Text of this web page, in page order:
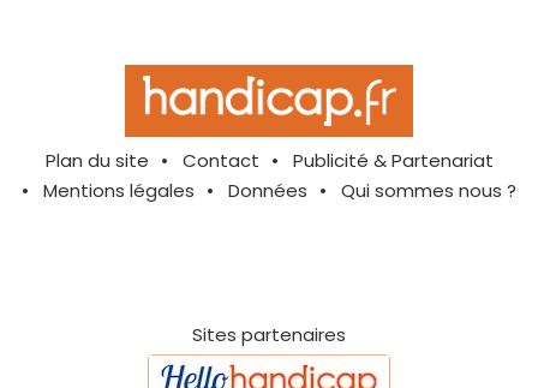
Plan du site Contact
Publicité & Partenariat
Mentions légales
Données Qui sommes nous ?
Sites partenaires